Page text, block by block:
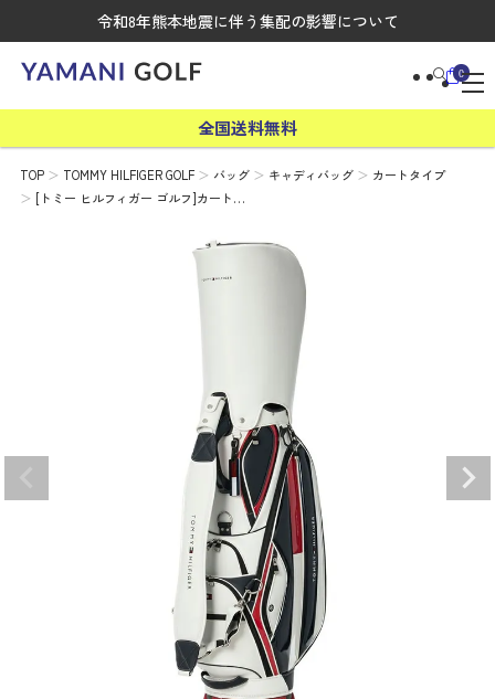
令和8年熊本地震に伴う集配の影響について
0
全国送料無料
TOP TOMMY HILFIGER GOLF バッグ キャディバッグ
カートタイプ
[トミー ヒルフィガー ゴルフ]カート…